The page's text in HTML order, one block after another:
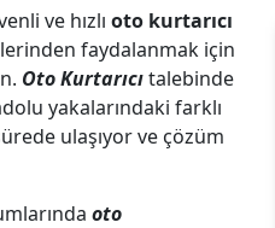
ve hızlı oto kurtarıcı
faydalanmak için
Oto Kurtarıcıtalebinde
yakalarındaki farklı
ulaşıyor ve çözüm
oto